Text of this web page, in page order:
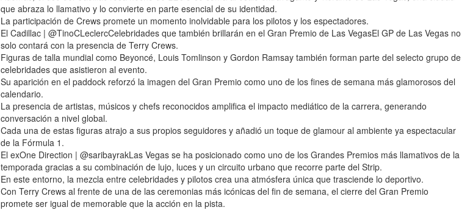
que abraza lo llamativo y lo convierte en parte esencial de su identidad.
La participación de Crews promete un momento inolvidable para los pilotos y los espectadores.
El Cadillac | @TinoCLeclercCelebridades que también brillarán en el Gran Premio de Las VegasEl GP de Las Vegas no
solo contará con la presencia de Terry Crews.
Figuras de talla mundial como Beyoncé, Louis Tomlinson y Gordon Ramsay también forman parte del selecto grupo de
celebridades que asistieron al evento.
Su aparición en el paddock reforzó la imagen del Gran Premio como uno de los fines de semana más glamorosos del
calendario.
La presencia de artistas, músicos y chefs reconocidos amplifica el impacto mediático de la carrera, generando
conversación a nivel global.
Cada una de estas figuras atrajo a sus propios seguidores y añadió un toque de glamour al ambiente ya espectacular
de la Fórmula 1.
El exOne Direction | @saribayrakLas Vegas se ha posicionado como uno de los Grandes Premios más llamativos de la
temporada gracias a su combinación de lujo, luces y un circuito urbano que recorre parte del Strip.
En este entorno, la mezcla entre celebridades y pilotos crea una atmósfera única que trasciende lo deportivo.
Con Terry Crews al frente de una de las ceremonias más icónicas del fin de semana, el cierre del Gran Premio
promete ser igual de memorable que la acción en la pista.